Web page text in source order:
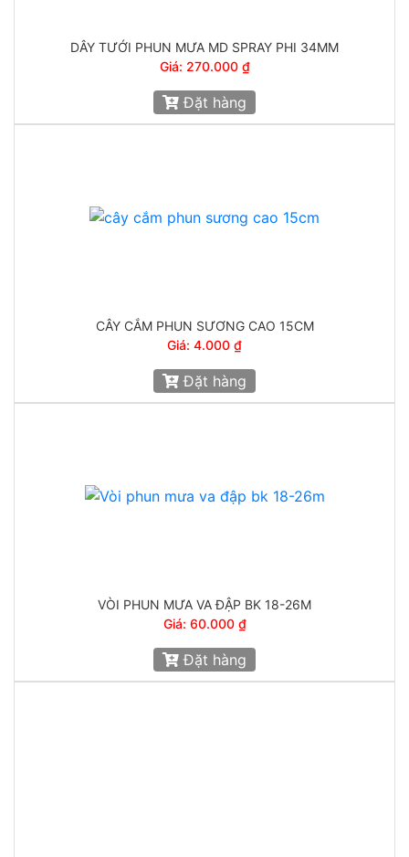
DÂY TƯỚI PHUN MƯA MD SPRAY PHI 34MM
Giá: 270.000 ₫
Đặt hàng
CÂY CẮM PHUN SƯƠNG CAO 15CM
Giá: 4.000 ₫
Đặt hàng
VÒI PHUN MƯA VA ĐẬP BK 18-26M
Giá: 60.000 ₫
Đặt hàng